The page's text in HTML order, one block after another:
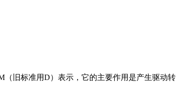
（旧标准用D）表示，它的主要作用是产生驱动转